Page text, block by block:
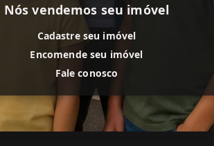
Nós vendemos seu imóvel
Cadastre seu imóvel
Encomende seu imóvel
Fale conosco